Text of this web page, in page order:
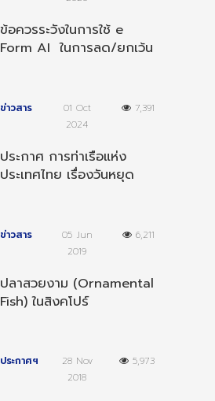
ข้อควรระวังในการใช้ e
Form AI ในการลด/ยกเว้น
ข่าวสาร
01 Oct
2024
7,391
ประกาศ การท่าเรือแห่ง
ประเทศไทย เรื่องวันหยุด
ข่าวสาร
05 Jun
2019
6,211
ปลาสวยงาม (Ornamental
Fish) ในสิงคโปร์
ประกาศฯ
28 Nov
2018
5,973